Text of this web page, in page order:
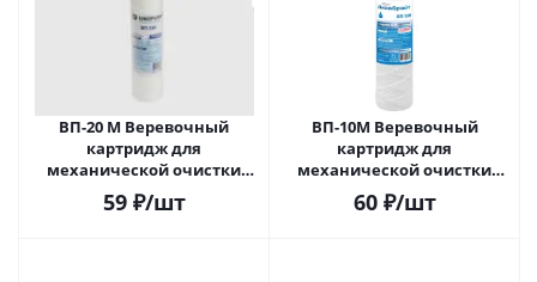
ВП-20 М Веревочный
картридж для
механической очистки
воды 20 мкм
59₽/шт
ВП-10М Веревочный
картридж для
механической очистки
воды 10 мкм
60₽/шт